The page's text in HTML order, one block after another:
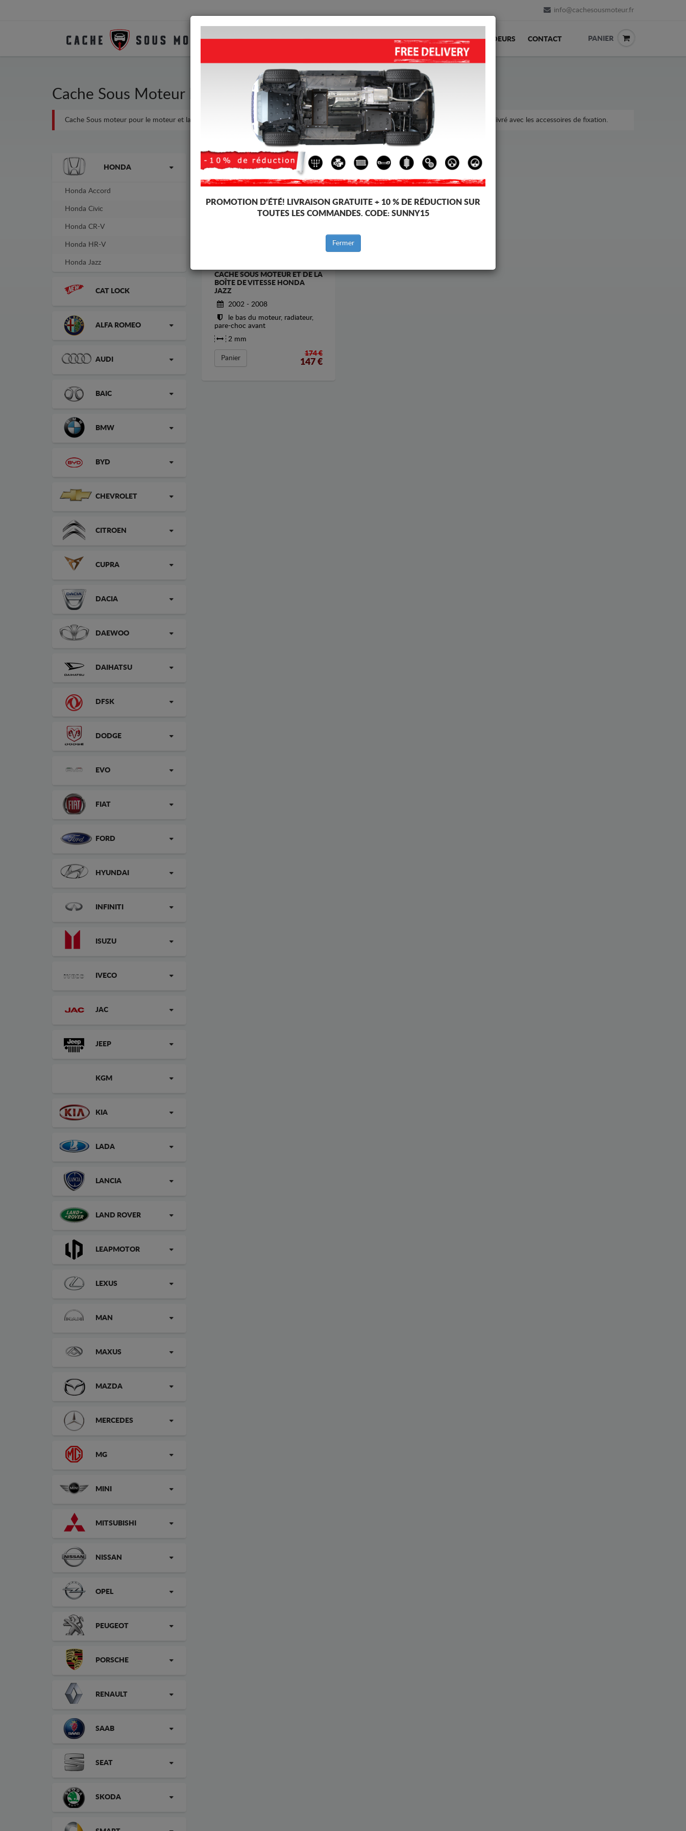
info@cachesousmoteur.fr
PROTECTION ACCUEIL LIVRAISON AVIS REVENDEURS CONTACT PANIER
Cache Sous Moteur Métallique Honda Jazz
Cache Sous moteur pour le moteur et la boîte de vitesses, dédiée aux voitures Honda Jazz. Il est monté sans modifications sur la voiture, livré avec les accessoires de fixation.
Marques HONDA
Honda Accord
Honda Civic
Honda CR-V
Honda HR-V
Honda Jazz
CAT LOCK
ALFA ROMEO
AUDI
BAIC
BMW
BYD
CHEVROLET
CITROEN
CUPRA
DACIA
DAEWOO
DAIHATSU
DFSK
DODGE
EVO
FIAT
FORD
HYUNDAI
INFINITI
ISUZU
IVECO
JAC
JEEP
KGM
KIA
LADA
LANCIA
LAND ROVER
LEAPMOTOR
LEXUS
MAN
MAXUS
MAZDA
MERCEDES
MG
MINI
MITSUBISHI
NISSAN
OPEL
PEUGEOT
PORSCHE
RENAULT
SAAB
SEAT
SKODA
-16%
CACHE SOUS MOTEUR ET DE LA
BOÎTE DE VITESSE HONDA
JAZZ
2002 - 2008
le bas du moteur, radiateur,
pare-choc avant
2 mm
Panier
174 €
147€
PROMOTION D’ÉTÉ! LIVRAISON GRATUITE + 10 % DE RÉDUCTION SUR
TOUTES LES COMMANDES. CODE: SUNNY15
Fermer